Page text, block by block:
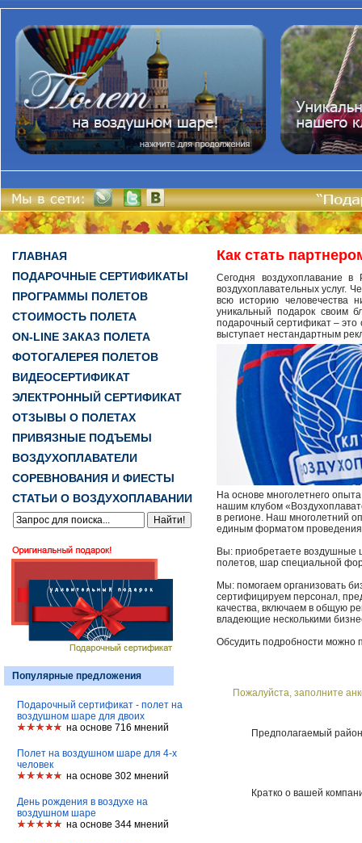
ГЛАВНАЯ
ПОДАРОЧНЫЕ СЕРТИФИКАТЫ
ПРОГРАММЫ ПОЛЕТОВ
СТОИМОСТЬ ПОЛЕТА
ON-LINE ЗАКАЗ ПОЛЕТА
ФОТОГАЛЕРЕЯ ПОЛЕТОВ
ВИДЕОСЕРТИФИКАТ
ЭЛЕКТРОННЫЙ СЕРТИФИКАТ
ОТЗЫВЫ О ПОЛЕТАХ
ПРИВЯЗНЫЕ ПОДЪЕМЫ
ВОЗДУХОПЛАВАТЕЛИ
СОРЕВНОВАНИЯ И ФИЕСТЫ
СТАТЬИ О ВОЗДУХОПЛАВАНИИ
Популярные предложения
Подарочный сертификат - полет на
воздушном шаре для двоих
на основе 716 мнений
Полет на воздушном шаре для 4-х
человек
на основе 302 мнений
День рождения в воздухе на
воздушном шаре
на основе 344 мнений
Как стать
Сегодня воздухоплавание в
воздухоплавательных услуг.
всю историю человечества
уникальный подарок своим
подарочный сертификат –
выступает нестандартным
На основе многолетнего
нашим клубом
в регионе. Наш многолетний
единым форматом проведения
Вы: приобретаете воздушные
полетов, шар специальной
Мы: помогаем организовать
сертифицируем персонал,
качества, включаем в общую
владеющие несколькими
Обсудить подробности можно
Пожалуйста, заполните
Предполагаемый
Кратко о вашей